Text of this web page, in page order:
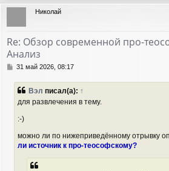
Николай
Re: Обзор современной про-
Анализ
С
о
щ
31 май 2026, 08:17
Вэл писал(а): ↑
для развлечения в тему.
:-)
можно ли по нижеприведённому отрывку
ли источник к про-теософскому?